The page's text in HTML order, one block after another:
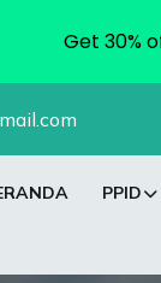
PPID
Get 30%